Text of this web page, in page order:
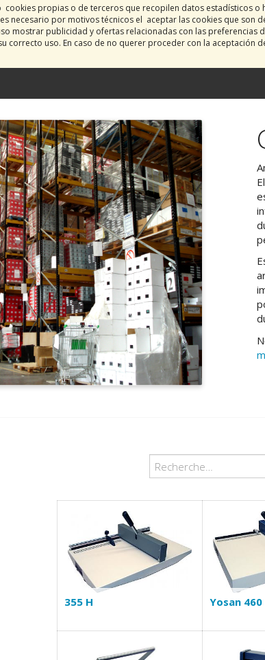
cookies propias o de terceros que recopilen datos estadísticos
necesario por motivos técnicos el aceptar las cookies que son
mostrar publicidad y ofertas relacionadas con las preferencias
correcto uso. En caso de no querer proceder con la aceptación
355 H Yosan 460